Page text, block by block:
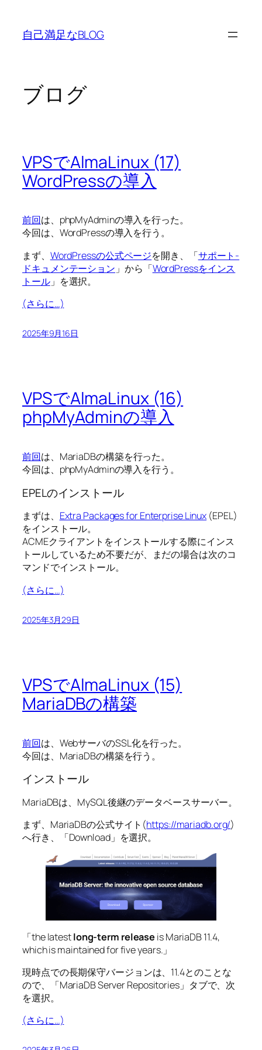
自己満足なBLOG
ブログ
VPSでAlmaLinux (17)
WordPressの導入
前回は、phpMyAdminの導入を行った。
今回は、WordPressの導入を行う。
まず、 WordPressの公式ページを開き、「サポート-
ドキュメンテーション 」から「WordPressをインス
トール」を選択。
(さらに…)
2025年9月16日
VPSでAlmaLinux (16)
phpMyAdminの導入
前回は、MariaDBの構築を行った。
今回は、phpMyAdminの導入を行う。
EPELのインストール
まずは、 Extra Packages for Enterprise Linux (EPEL)
をインストール。
ACMEクライアントをインストールする際にインス
トールしているため不要だが、まだの場合は次のコ
マンドでインストール。
(さらに…)
2025年3月29日
VPSでAlmaLinux (15)
MariaDBの構築
前回は、WebサーバのSSL化を行った。
今回は、MariaDBの構築を行う。
インストール
MariaDBは、MySQL後継のデータベースサーバー。
まず、MariaDBの公式サイト(https://mariadb.org/)
へ行き、「Download」を選択。
「the latestlong-term release is MariaDB 11.4,
which is maintained for five years.」
現時点での長期保守バージョンは、11.4とのことな
ので、「MariaDB Server Repositories」タブで、次
を選択。
(さらに…)